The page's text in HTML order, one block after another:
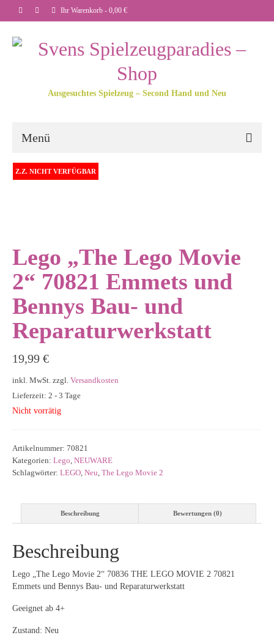
Ihr Warenkorb - 0,00 €
Ausgesuchtes Spielzeug – Second Hand und Neu
Menü
Z.Z. NICHT VERFÜGBAR
Lego „The Lego Movie
2“ 70821 Emmets und
Bennys Bau- und
Reparaturwerkstatt
19,99 €
inkl. MwSt. zzgl. Versandkosten
Lieferzeit: 2 - 3 Tage
Nicht vorrätig
Artikelnummer: 70821
Kategorien: Lego NEUWARE
Schlagwörter: LEGO Neu The Lego Movie 2
Beschreibung Bewertungen (0)
Beschreibung
Lego „The Lego Movie 2“ 70836 THE LEGO MOVIE 2 70821
Emmets und Bennys Bau- und Reparaturwerkstatt
Geeignet ab 4+
Zustand: Neu